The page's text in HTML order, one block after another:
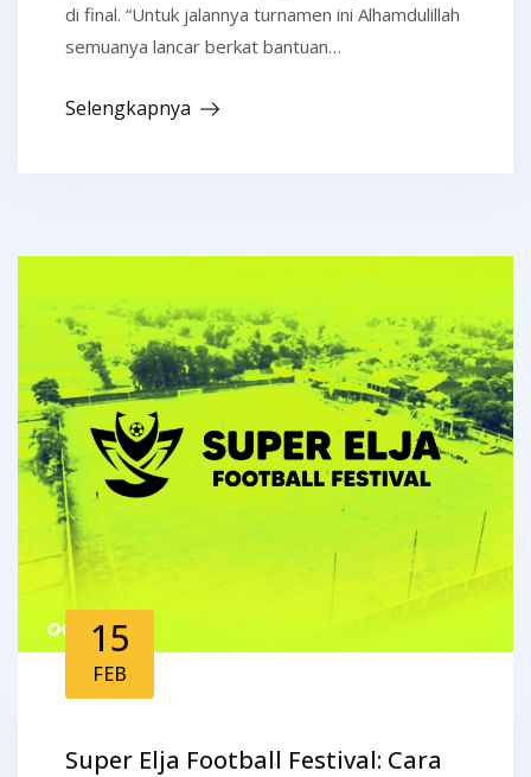
di final. “Untuk jalannya turnamen ini Alhamdulillah
semuanya lancar berkat bantuan…
Selengkapnya
15
FEB
Super Elja Football Festival: Cara